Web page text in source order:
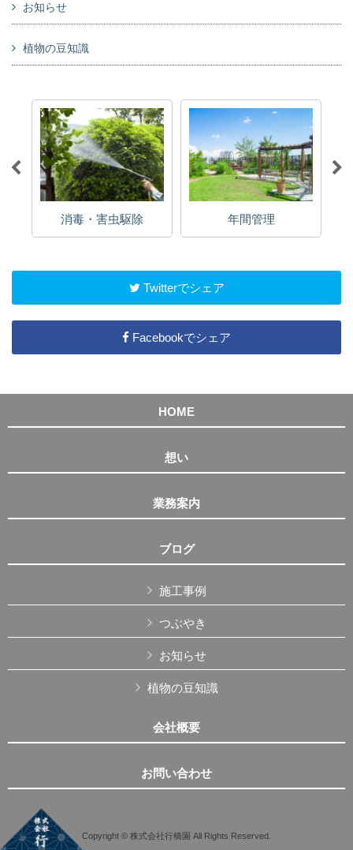
お知らせ
植物の豆知識
消毒・害虫駆除 年間管理
Twitterでシェア
Facebookでシェア
HOME
想い
業務案内
ブログ
施工事例
つぶやき
お知らせ
植物の豆知識
会社概要
お問い合わせ
Copyright © 株式会社行橋園 All Rights Reserved.